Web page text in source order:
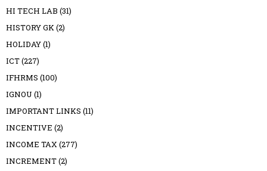
HI TECH LAB (31)
HISTORY GK(2)
HOLIDAY(1)
ICT(227)
IFHRMS (100)
IGNOU (1)
IMPORTANT LINKS (11)
INCENTIVE (2)
INCOME TAX(277)
INCREMENT(2)